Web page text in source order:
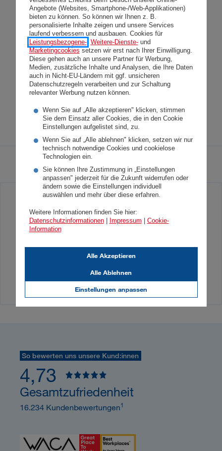
Angebote (Websites, Smartphone-/Web-Applikationen)
bieten zu können. So können wir Ihnen z. B.
personalisierte Inhalte zeigen und unsere Services
laufend verbessern und ausbauen. Cookies für
Leistungsbezogene-, Weitere-Dienste-und
Marketingcookies setzen wir erst nach Ihrer Einwilligung.
Diese gehen auch an unsere Partner für Werbung,
Medien, zusätzliche Inhalte und Analysen, die Ihre Daten
auch in Nicht-EU-Ländern mit ggf. unsicheren
Datenschutzregeln verarbeiten und zur Schaltung
relevanter Werbung nutzen können.
Wenn Sie auf „Alle akzeptieren" klicken, stimmen
Sie dem Einsatz aller Cookies, die in den Cookie
Einstellungen aufgelistet sind, zu.
Wenn Sie auf „Alle ablehnen" klicken, setzen wir nur
technisch notwendige Cookies und cookielose
Technologien ein.
Sie können Ihre Zustimmung in „Einstellungen
anpassen" jederzeit für die Zukunft widerrufen oder
ändern sowie die Einstellungen individuell
auswählen und mehr über diese erfahren.
Weitere Informationen finden Sie hier:
Datenschutzinformationen| Impressum
Cookie-
Information
Einstellungen anpassen
Alle Ablehnen
Alle Akzeptieren
Anlageinformationen Deckungsstock
(einmalige Prämienzahlung)
PDF 232 KB
Basisinformationsblatt klassische
Pensionsversicherung (einmalige
Prämienzahlung)
236 KB
werden? Kein Problem!
Finden Sie eine:n DONAU-Berater:in in Ihrer
Jetzt beraten lassen
So bewerten uns unsere Kund:innen
4,73
Gesamtzufriedenheit
16.234 Kundenbewertungen1